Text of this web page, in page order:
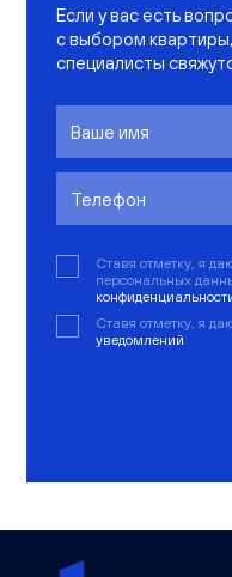
Если у вас есть
с выбором
специалисты
Ставя отметку, я
персональных
Ставя отметку, я
уведомлений